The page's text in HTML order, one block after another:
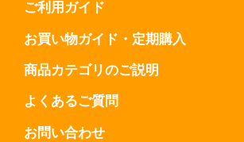
ご利用ガイド
お買い物ガイド・定期購入
商品カテゴリのご説明
よくあるご質問
お問い合わせ